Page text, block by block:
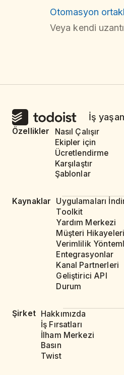
Otomasyon
Veya kendi
İş
Özellikler
Nasıl Çalışır
Ekipler için
Ücretlendirme
Karşılaştır
Şablonlar
Kaynaklar
Uygulamaları
Toolkit
Yardım Merkezi
Müşteri Hikayeleri
Verimlilik
Entegrasyonlar
Kanal Partnerleri
Geliştirici API
Durum
Şirket Hakkımızda
İş Fırsatları
İlham Merkezi
Basın
Twist